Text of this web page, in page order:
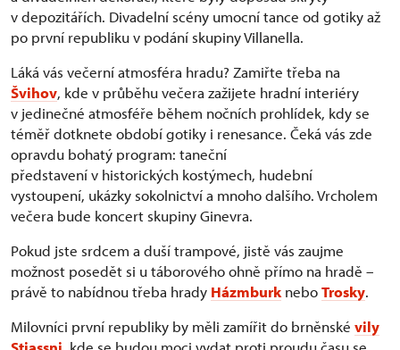
v depozitářích. Divadelní scény umocní tance od gotiky až
po první republiku v podání skupiny Villanella.
Láká vás večerní atmosféra hradu? Zamiřte třeba na
Švihov, kde v průběhu večera zažijete hradní interiéry
v jedinečné atmosféře během nočních prohlídek, kdy se
téměř dotknete období gotiky i renesance. Čeká vás zde
opravdu bohatý program: taneční
představení v historických kostýmech, hudební
vystoupení, ukázky sokolnictví a mnoho dalšího. Vrcholem
večera bude koncert skupiny Ginevra.
Pokud jste srdcem a duší trampové, jistě vás zaujme
možnost posedět si u táborového ohně přímo na hradě –
právě to nabídnou třeba hrady Házmburk neboTrosky.
Milovníci první republiky by měli zamířit do brněnské vily